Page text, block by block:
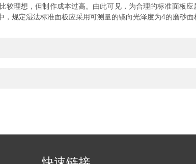
较理想，但制作成本过高。由此可见，为合理的标准面板
规定湿法标准面板应采用可测量的镜向光泽度为4的磨砂面